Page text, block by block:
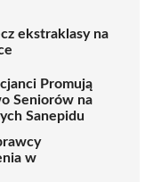
ekstraklasy na
Promują
Seniorów na
Sanepidu
w